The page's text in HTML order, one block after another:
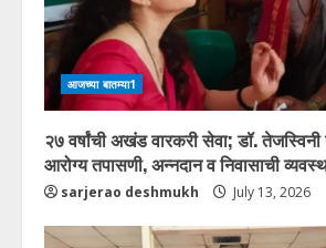
आजच्या बातम्या1
२७ वर्षांची अखंड वारकरी सेवा; डॉ.
आरोग्य तपासणी, अन्नदान व निवासाची
sarjerao deshmukh July 13, 2026